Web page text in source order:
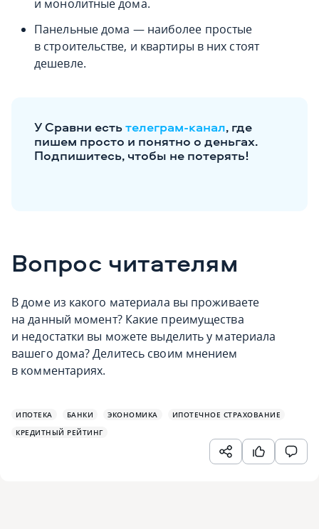
и монолитные дома.
Панельные дома — наиболее простые
в строительстве, и квартиры в них стоят
дешевле.
У Сравни естьтелеграм-канал, где
пишем просто и понятно о деньгах.
Подпишитесь, чтобы не потерять!
Вопрос читателям
В доме из какого материала вы проживаете
на данный момент? Какие преимущества
и недостатки вы можете выделить у материала
вашего дома? Делитесь своим мнением
в комментариях.
ИПОТЕКА БАНКИ ЭКОНОМИКА
ИПОТЕЧНОЕ СТРАХОВАНИЕ
КРЕДИТНЫЙ РЕЙТИНГ